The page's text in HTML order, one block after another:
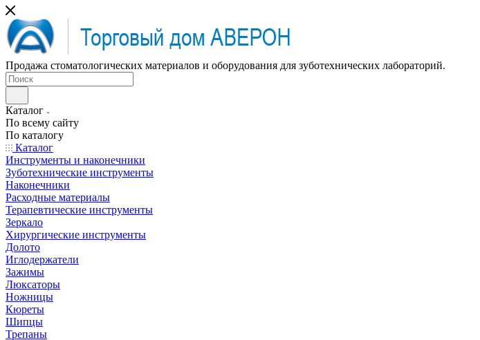
Продажа стоматологических материалов и оборудования для зуботехнических лабораторий.
Каталог
По всему сайту
По каталогу
Каталог
Инструменты и наконечники
Зуботехнические инструменты
Наконечники
Расходные материалы
Терапевтические инструменты
Зеркало
Хирургические инструменты
Долото
Иглодержатели
Зажимы
Люксаторы
Ножницы
Кюреты
Шипцы
Трепаны